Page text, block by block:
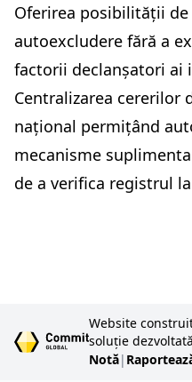
Oferirea posibilității
autoexcludere fără a
factorii declanșatori ai
Centralizarea cererilor
național permițând
mecanisme
de a verifica registrul
Website
soluție
Notă|